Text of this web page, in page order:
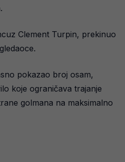
Clement Turpin, prekinuo
pokazao broj osam,
koje ograničava trajanje
golmana na maksimalno